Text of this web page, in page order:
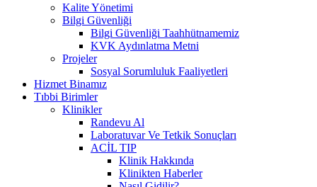
Kalite Yönetimi
Bilgi Güvenliği
Bilgi Güvenliği Taahhütnamemiz
KVK Aydınlatma Metni
Projeler
Sosyal Sorumluluk Faaliyetleri
Hizmet Binamız
Tıbbi Birimler
Klinikler
Randevu Al
Laboratuvar Ve Tetkik Sonuçları
ACİL TIP
Klinik Hakkında
Klinikten Haberler